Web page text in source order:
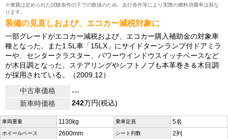
※燃費は定められた試験条件の下での数値のため、走行条件等により実際の燃料消費率は異な
ります。
装備の見直しおよび、エコカー減税対象に
一部グレードがエコカー減税および、エコカー購入補助金の対象車
種となった。また1.5L車「15LX」にサイドターンランプ付ドアミラ
ーや、センタークラスター、パワーウインドウスイッチベースなど
が木目調となった。ステアリングやシフトノブも本革巻き＆木目調
が採用されている。（2009.12）
中古車価格
---
新車時価格
242万円(税込)
車両重量 1130kg 乗車定員 5名
ホイールベース 2600mm シート列数 2列